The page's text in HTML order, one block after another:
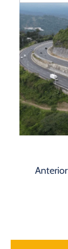
Anterior